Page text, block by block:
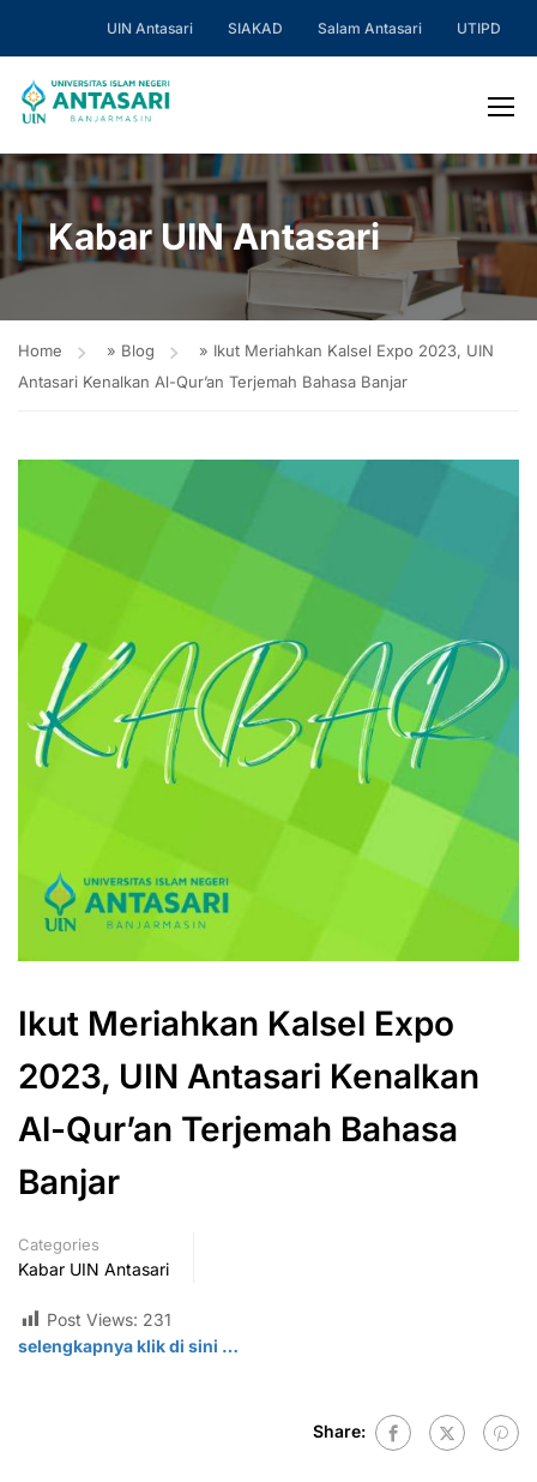
UIN Antasari SIAKAD Salam Antasari UTIPD
Kabar UIN Antasari
Home » Blog » Ikut Meriahkan Kalsel Expo 2023, UIN
Antasari Kenalkan Al-Qur’an Terjemah Bahasa Banjar
Ikut Meriahkan Kalsel Expo
2023, UIN Antasari Kenalkan
Al-Qur’an Terjemah Bahasa
Banjar
Categories
Kabar UIN Antasari
Post Views: 231
selengkapnya klik di sini …
Share: